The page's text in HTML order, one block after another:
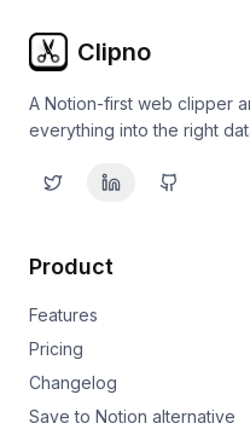
Clipno
A Notion-first web clipper
everything into the right
Product
Features
Pricing
Changelog
Save to Notion alternative